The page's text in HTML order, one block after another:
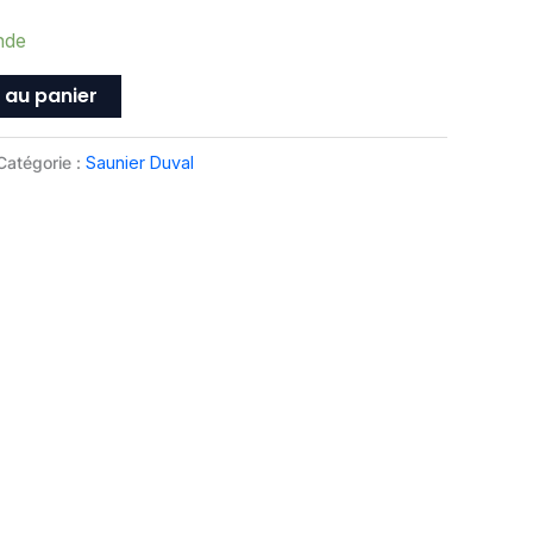
panier
: Saunier Duval